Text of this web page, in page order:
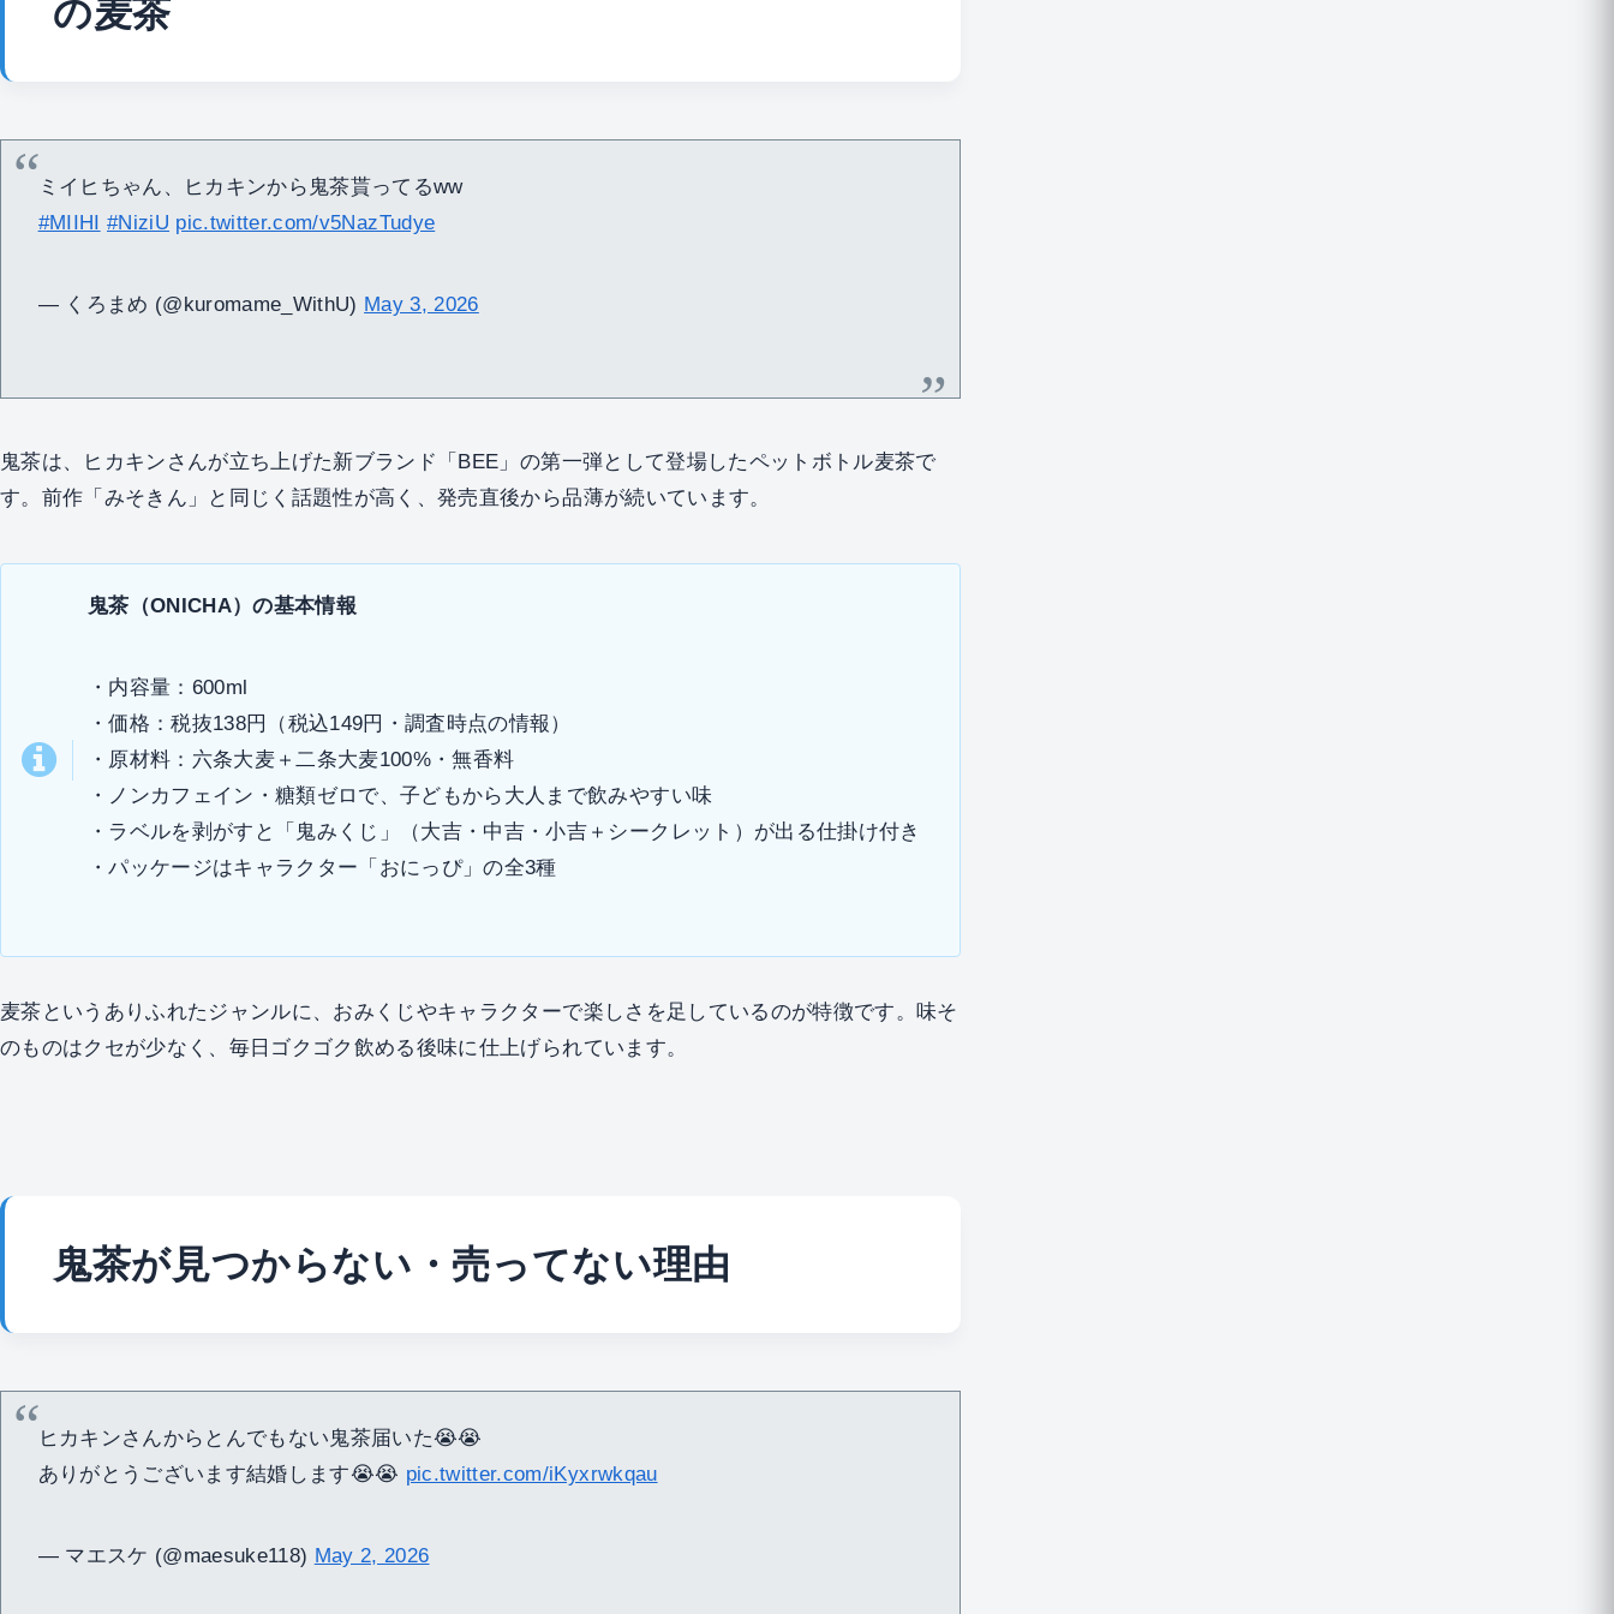
の麦茶
ミイヒちゃん、ヒカキンから鬼茶貰ってるww
#MIIHI #NiziU pic.twitter.com/v5NazTudye
— くろまめ (@kuromame_WithU) May 3, 2026
鬼茶は、ヒカキンさんが立ち上げた新ブランド「BEE」の第一弾として登場したペットボトル麦茶で
す。前作「みそきん」と同じく話題性が高く、発売直後から品薄が続いています。
鬼茶（ONICHA）の基本情報
・内容量：600ml
・価格：税抜138円（税込149円・調査時点の情報）
・原材料：六条大麦＋二条大麦100%・無香料
・ノンカフェイン・糖類ゼロで、子どもから大人まで飲みやすい味
・ラベルを剥がすと「鬼みくじ」（大吉・中吉・小吉＋シークレット）が出る仕掛け付き
・パッケージはキャラクター「おにっぴ」の全3種
麦茶というありふれたジャンルに、おみくじやキャラクターで楽しさを足しているのが特徴です。味そ
のものはクセが少なく、毎日ゴクゴク飲める後味に仕上げられています。
鬼茶が見つからない・売ってない理由
ヒカキンさんからとんでもない鬼茶届いた😭😭
ありがとうございます結婚します😭😭 pic.twitter.com/iKyxrwkqau
— マエスケ (@maesuke118) May 2, 2026